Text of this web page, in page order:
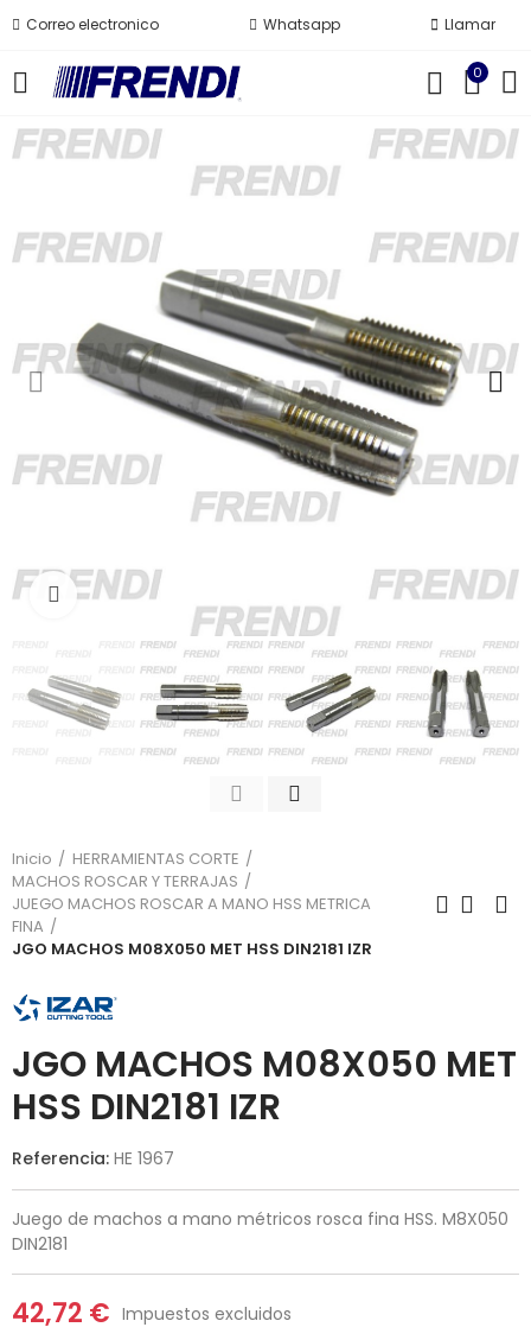
Correo electronico Whatsapp Llamar
0
Click para agrandar
Inicio
HERRAMIENTAS CORTE
MACHOS ROSCAR Y TERRAJAS
JUEGO MACHOS ROSCAR A MANO HSS METRICA
FINA
JGO MACHOS M08X050 MET HSS DIN2181 IZR
JGO MACHOS M08X050 MET
HSS DIN2181 IZR
Referencia: HE 1967
Juego de machos a mano métricos rosca fina HSS. M8X050
DIN2181
42,72 € Impuestos excluidos